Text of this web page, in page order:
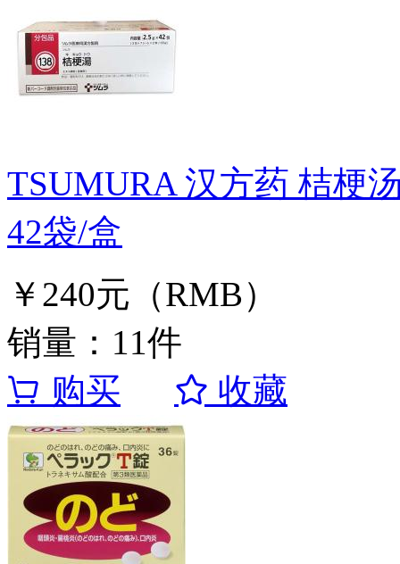
TSUMURA 汉方药 桔梗
42袋/盒
￥240元（RMB）
销量：11件
购买
收藏